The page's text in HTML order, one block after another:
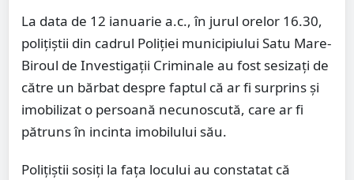
La data de 12 ianuarie a.c., în jurul orelor 16.30,
polițiștii din cadrul Poliției municipiului Satu Mare-
Biroul de Investigații Criminale au fost sesizați de
către un bărbat despre faptul că ar fi surprins și
imobilizat o persoană necunoscută, care ar fi
pătruns în incinta imobilului său.
Polițiștii sosiți la fața locului au constatat că